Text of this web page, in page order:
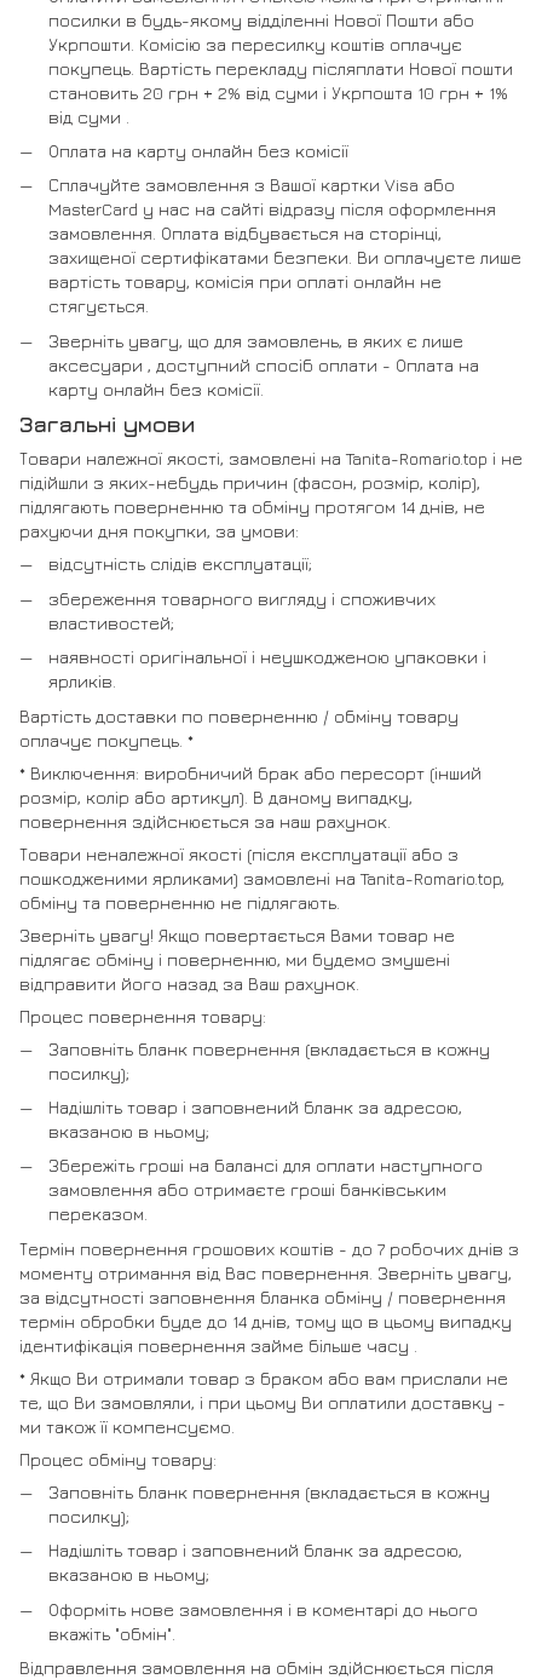
посилки в будь-якому відділенні Нової Пошти або
Укрпошти. Комісію за пересилку коштів оплачує
покупець. Вартість перекладу післяплати Нової пошти
становить 20 грн + 2% від суми і Укрпошта 10 грн + 1%
від суми .
Оплата на карту онлайн без комісії
Сплачуйте замовлення з Вашої картки Visa або
MasterCard у нас на сайті відразу після оформлення
замовлення. Оплата відбувається на сторінці,
захищеної сертифікатами безпеки. Ви оплачуєте лише
вартість товару, комісія при оплаті онлайн не
стягується.
Зверніть увагу, що для замовлень, в яких є лише
аксесуари , доступний спосіб оплати - Оплата на
карту онлайн без комісії.
Загальні умови
Товари належної якості, замовлені на Tanita-Romario.top і не
підійшли з яких-небудь причин (фасон, розмір, колір),
підлягають поверненню та обміну протягом 14 днів, не
рахуючи дня покупки, за умови:
відсутність слідів експлуатації;
збереження товарного вигляду і споживчих
властивостей;
наявності оригінальної і неушкодженою упаковки і
ярликів.
Вартість доставки по поверненню / обміну товару
оплачує покупець. *
* Виключення: виробничий брак або пересорт (інший
розмір, колір або артикул). В даному випадку,
повернення здійснюється за наш рахунок.
Товари неналежної якості (після експлуатації або з
пошкодженими ярликами) замовлені на Tanita-Romario.top,
обміну та поверненню не підлягають.
Зверніть увагу! Якщо повертається Вами товар не
підлягає обміну і поверненню, ми будемо змушені
відправити його назад за Ваш рахунок.
Процес повернення товару:
Заповніть бланк повернення (вкладається в кожну
посилку);
Надішліть товар і заповнений бланк за адресою,
вказаною в ньому;
Збережіть гроші на балансі для оплати наступного
замовлення або отримаєте гроші банківським
переказом.
Термін повернення грошових коштів - до 7 робочих днів з
моменту отримання від Вас повернення. Зверніть увагу,
за відсутності заповнення бланка обміну / повернення
термін обробки буде до 14 днів, тому що в цьому випадку
ідентифікація повернення займе більше часу .
* Якщо Ви отримали товар з браком або вам прислали не
те, що Ви замовляли, і при цьому Ви оплатили доставку -
ми також її компенсуємо.
Процес обміну товару:
Заповніть бланк повернення (вкладається в кожну
посилку);
Надішліть товар і заповнений бланк за адресою,
вказаною в ньому;
Оформіть нове замовлення і в коментарі до нього
вкажіть "обмін".
Відправлення замовлення на обмін здійснюється після